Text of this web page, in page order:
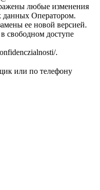
любые изменения
данных Оператором.
ее новой версией.
свободном доступе
.
или по телефону